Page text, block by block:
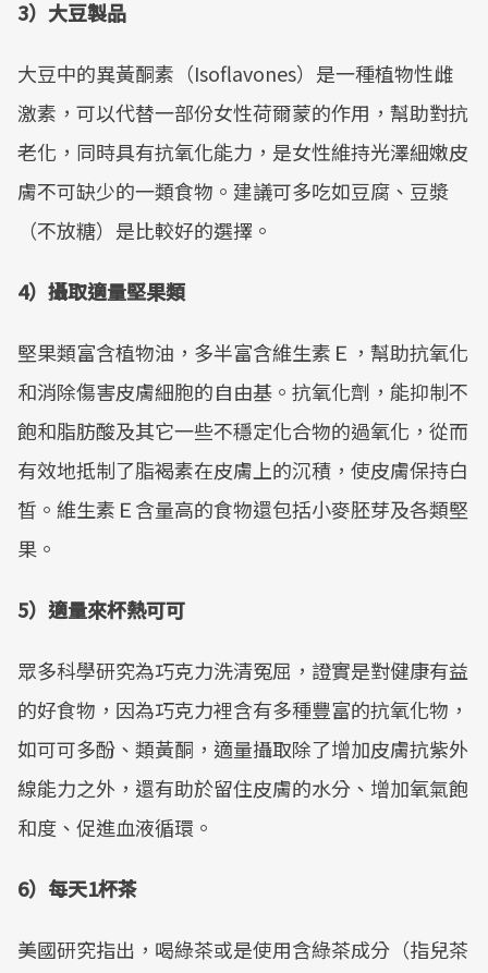
3）大豆製品
大豆中的異黃酮素（Isoflavones）是一種植物性雌
激素，可以代替一部份女性荷爾蒙的作用，幫助對抗
老化，同時具有抗氧化能力，是女性維持光澤細嫩皮
膚不可缺少的一類食物。建議可多吃如豆腐、豆漿
（不放糖）是比較好的選擇。
4）攝取適量堅果類
堅果類富含植物油，多半富含維生素Ｅ，幫助抗氧化
和消除傷害皮膚細胞的自由基。抗氧化劑，能抑制不
飽和脂肪酸及其它一些不穩定化合物的過氧化，從而
有效地抵制了脂褐素在皮膚上的沉積，使皮膚保持白
皙。維生素Ｅ含量高的食物還包括小麥胚芽及各類堅
果。
5）適量來杯熱可可
眾多科學研究為巧克力洗清冤屈，證實是對健康有益
的好食物，因為巧克力裡含有多種豐富的抗氧化物，
如可可多酚、類黃酮，適量攝取除了增加皮膚抗紫外
線能力之外，還有助於留住皮膚的水分、增加氧氣飽
和度、促進血液循環。
6）每天1杯茶
美國研究指出，喝綠茶或是使用含綠茶成分（指兒茶